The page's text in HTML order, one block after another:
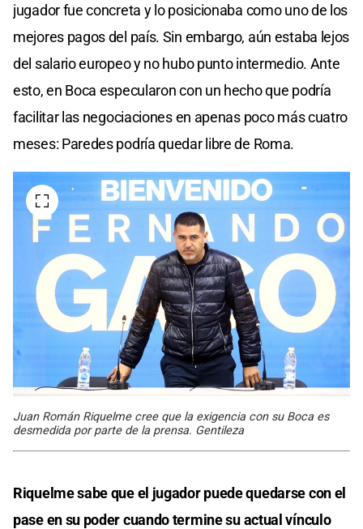
jugador fue concreta y lo posicionaba como uno de los
mejores pagos del país. Sin embargo, aún estaba lejos
del salario europeo y no hubo punto intermedio. Ante
esto, en Boca especularon con un hecho que podría
facilitar las negociaciones en apenas poco más cuatro
meses: Paredes podría quedar libre de Roma.
Juan Román Riquelme cree que la exigencia con su Boca es
desmedida por parte de la prensa. Gentileza
Riquelme sabe que el jugador puede quedarse con el
pase en su poder cuando termine su actual vínculo